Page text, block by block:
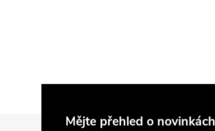
Mějte přehled o novinkách